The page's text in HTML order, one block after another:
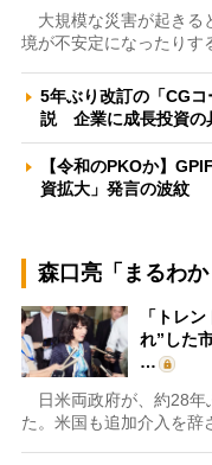
大規模な災害が起きる
境が不安定になったり
5年ぶり改訂の「CG
説 企業に成長投資の
【令和のPKOか】
資拡大」発言の波紋
森口亮「まるわか
「トレ
れ”した
…
日米両政府が、約28年
た。米国も追加介入を